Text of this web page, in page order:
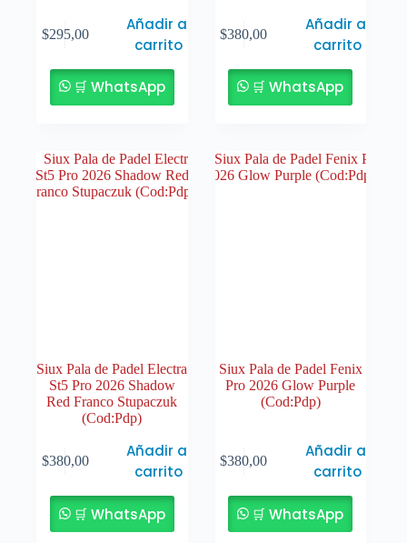
$295,00
Añadir al
carrito
🛒 WhatsApp
$380,00
Añadir al
carrito
🛒 WhatsApp
Siux Pala de Padel Electra
St5 Pro 2026 Shadow
Red Franco Stupaczuk
(Cod:Pdp)
$380,00
Añadir al
carrito
🛒 WhatsApp
Siux Pala de Padel Fenix
Pro 2026 Glow Purple
(Cod:Pdp)
$380,00
Añadir al
carrito
🛒 WhatsApp